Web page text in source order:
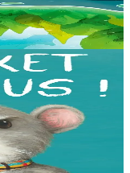
la souris la plus
sa rencontre